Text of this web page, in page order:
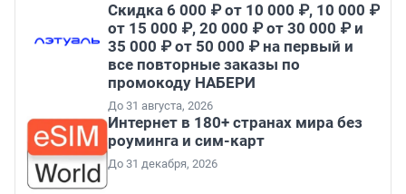
Скидка 6 000 ₽ от 10 000 ₽, 10 000 ₽
от 15 000 ₽, 20 000 ₽ от 30 000 ₽ и
35 000 ₽ от 50 000 ₽ на первый и
все повторные заказы по
промокоду НАБЕРИ
До 31 августа, 2026
Интернет в 180+ странах мира без
роуминга и сим-карт
До 31 декабря, 2026